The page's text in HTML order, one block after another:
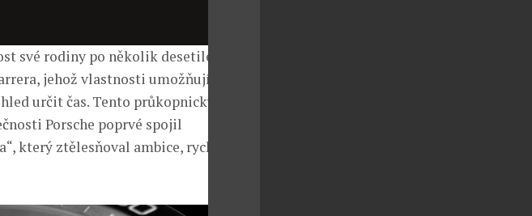
své rodiny po několik desetiletí. V
jehož vlastnosti umožňují
určit čas. Tento průkopnický model
Porsche poprvé spojil
který ztělesňoval ambice, rychlost a